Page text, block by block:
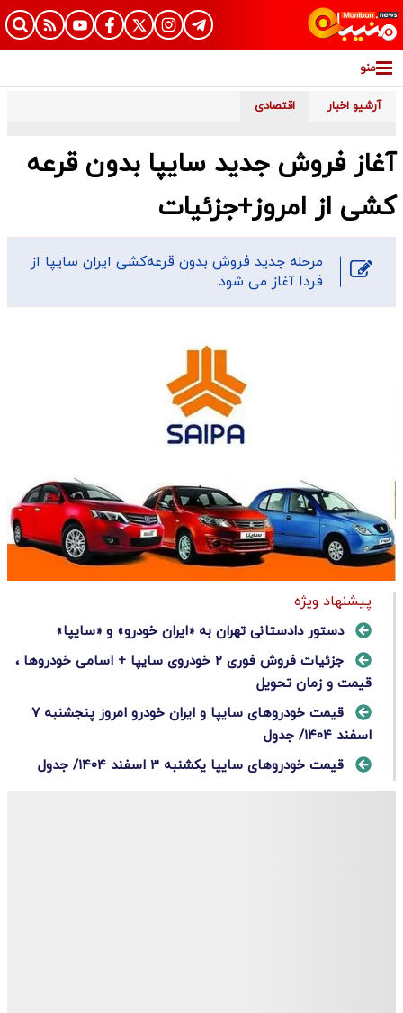
منو
آرشیو اخبار اقتصادی
آغاز فروش جدید سایپا بدون قرعه
کشی از امروز+جزئیات
مرحله جدید فروش بدون قرعه‌کشی ایران سایپا از
فردا آغاز می شود.
پیشنهاد ویژه
دستور دادستانی تهران به «ایران خودرو» و «سایپا»
جزئیات فروش فوری ۲ خودروی سایپا + اسامی خودروها ،
قیمت و زمان تحویل
قیمت خودرو‌های سایپا و ایران خودرو امروز پنجشنبه ۷
اسفند ۱۴۰۴/ جدول
قیمت خودرو‌های سایپا یکشنبه ۳ اسفند ۱۴۰۴/ جدول